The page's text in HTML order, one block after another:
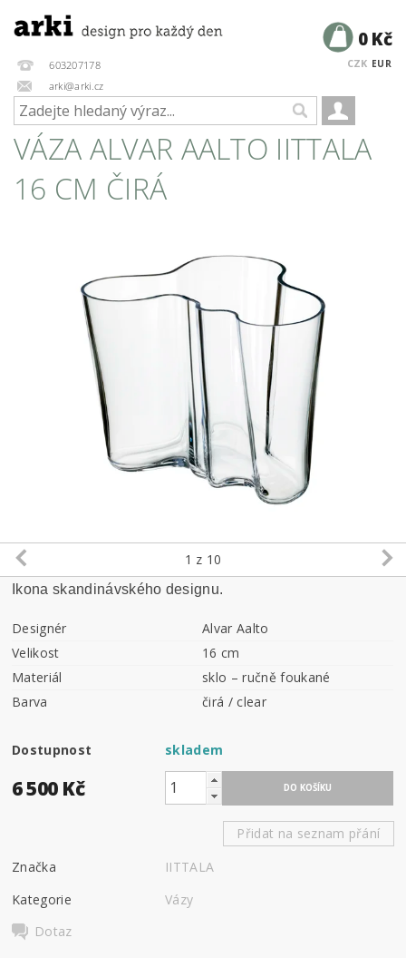
603207178
arki@arki.cz
CZK EUR
0 Kč
VÁZA ALVAR AALTO IITTALA
16 CM ČIRÁ
1 z 10
Ikona skandinávského designu.
Designér
Alvar Aalto
Velikost
16 cm
Materiál
sklo – ručně foukané
Barva
čirá / clear
Dostupnost skladem
6 500 Kč
Přidat na seznam přání
Značka
IITTALA
Kategorie
Vázy
Dotaz